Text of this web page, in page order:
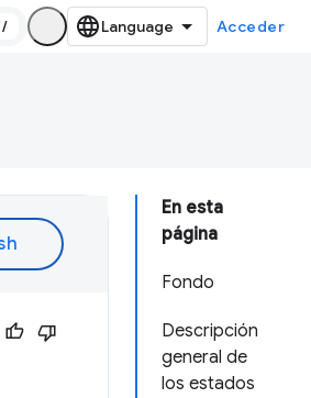
/ Acceder
En esta
página
Fondo
Descripción
general de
los estados